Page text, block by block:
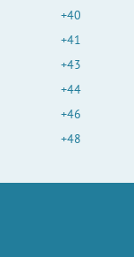
+40
+41
+43
+44
+46
+48